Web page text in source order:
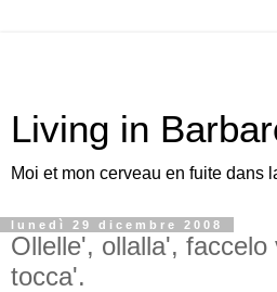
Living in
Moi et mon cerveau en fuite dans
lunedì 29 dicembre 2008
Ollelle', ollalla',
tocca'.